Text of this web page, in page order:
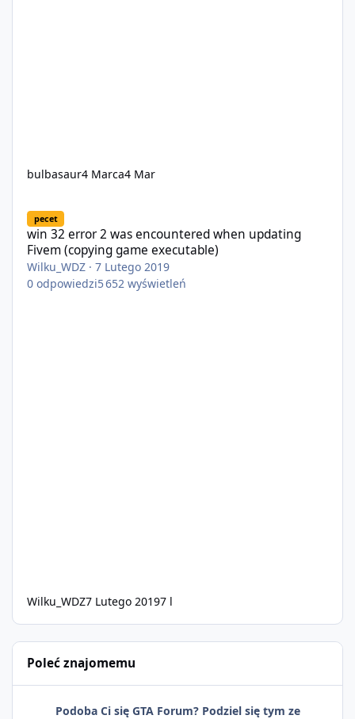
bulbasaur4 Marca4 Mar
pecet
win 32 error 2 was encountered when updating
Fivem (copying game executable)
Wilku_WDZ ·7 Lutego 2019
0 odpowiedzi5 652 wyświetleń
Wilku_WDZ7 Lutego 20197 l
Poleć znajomemu
Podoba Ci się GTA Forum? Podziel się tym ze